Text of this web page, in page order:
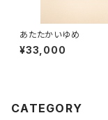
あたたかいゆめ
¥33,000
CATEGORY